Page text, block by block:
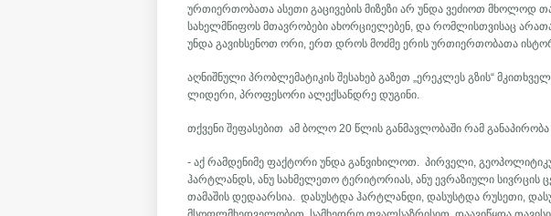
ურთიერთობათა ასეთი გაცივების მიზეზი არ უნდა ვეძიოთ
სახელმწიფოს მთავრობები ახორციელებენ, და რომლისთვისაც
უნდა გავიხსენოთ ორი, ერთ დროს მოძმე ერის ურთიერთობათა
აღნიშნული პრობლემატიკის შესახებ გაზეთ „ერეკლეს გზის“
ლიდერი, პროფესორი ალექსანდრე დუგინი.
თქვენი შეფასებით ამ ბოლო 20 წლის განმავლობაში რამ
- აქ რამდენიმე ფაქტორი უნდა განვიხილოთ. პირველი,
ჰარტლანდს, ანუ სახმელეთო ტერიტორიას, ანუ ევრაზიული
თამაშის დედაარსია. დასუსტდა ჰარტლანდი, დასუსტდა რუსეთი,